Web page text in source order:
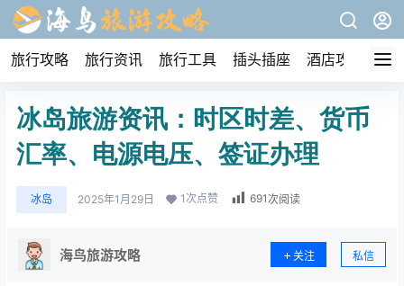
旅行攻略 旅行资讯 旅行工具 插头插座 酒店攻略
冰岛旅游资讯：时区时差、货币
汇率、电源电压、签证办理
冰岛 2025年1月29日 1次点赞 691次阅读
海鸟旅游攻略 关注 私信